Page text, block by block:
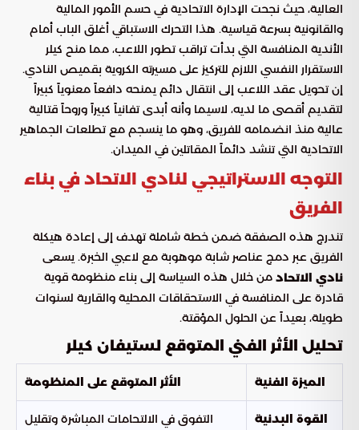
العالية، حيث نجحت الإدارة الاتحادية في حسم الأمور المالية
والقانونية بسرعة قياسية. هذا التحرك الاستباقي أغلق الباب أمام
الأندية المنافسة التي بدأت تراقب تطور اللاعب، مما منح كيلر
الاستقرار النفسي اللازم للتركيز على مسيرته الكروية بقميص النادي.
إن تحويل عقد اللاعب إلى انتقال دائم يمنحه دافعاً معنوياً كبيراً
لتقديم أقصى ما لديه، لاسيما وأنه أبدى تفانياً كبيراً وروحاً قتالية
عالية منذ انضمامه للفريق، وهو ما ينسجم مع تطلعات الجماهير
الاتحادية التي تنشد دائماً المقاتلين في الميدان.
التوجه الاستراتيجي لنادي الاتحاد في بناء
الفريق
تندرج هذه الصفقة ضمن خطة شاملة تهدف إلى إعادة هيكلة
الفريق عبر دمج عناصر شابة موهوبة مع لاعبي الخبرة. يسعى
نادي الاتحاد من خلال هذه السياسة إلى بناء منظومة قوية
قادرة على المنافسة في الاستحقاقات المحلية والقارية لسنوات
طويلة، بعيداً عن الحلول المؤقتة.
تحليل الأثر الفني المتوقع لستيفان كيلر
الميزة الفنية الأثر المتوقع على المنظومة
القوة البدنية
التفوق في الالتحامات المباشرة وتقليل